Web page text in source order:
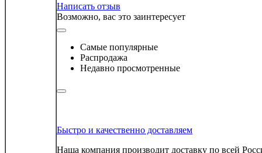
Написать отзыв
Возможно, вас это заинтересует
Самые популярные
Распродажа
Недавно просмотренные
Быстро и качественно доставляем
Наша компания производит доставку по всей